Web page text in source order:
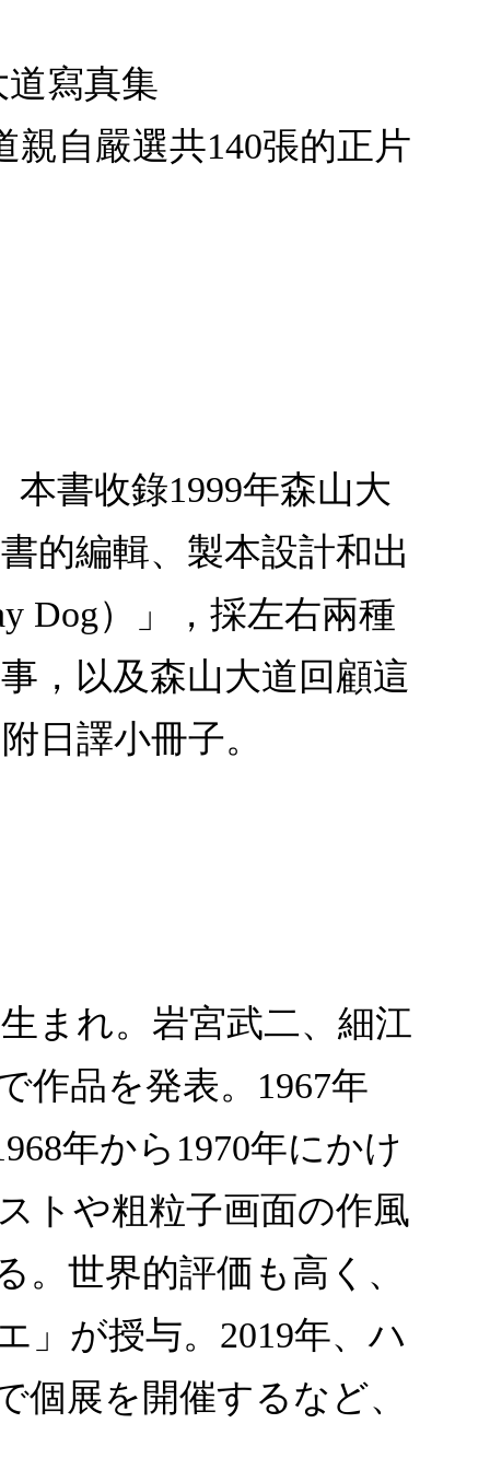
寫真集
親自嚴選共140張的正片
書收錄1999年森山大
的編輯、製本設計和出
Dog）」，採左右兩種
，以及森山大道回顧這
日譯小冊子。
まれ。岩宮武二、細江
作品を発表。1967年
年から1970年にかけ
トや粗粒子画面の作風
世界的評価も高く、
」が授与。2019年、ハ
展を開催するなど、